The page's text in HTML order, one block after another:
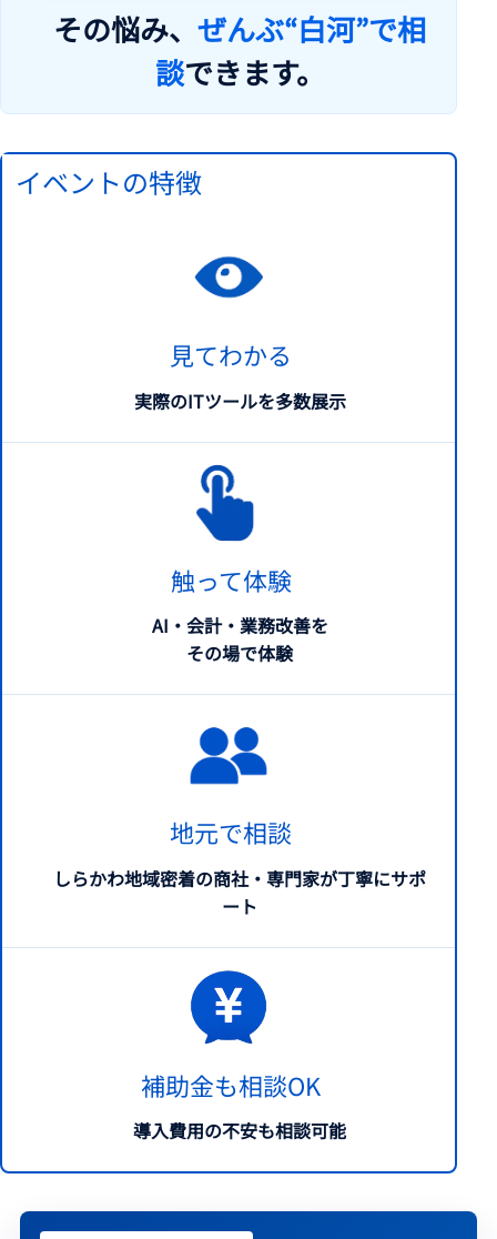
その悩み、 ぜんぶ“白河”で相
談できます。
イベントの特徴
見てわかる
実際のITツールを多数展示
触って体験
AI・会計・業務改善を
その場で体験
地元で相談
しらかわ地域密着の商社・専門家が丁寧にサポ
ート
補助金も相談OK
導入費用の不安も相談可能